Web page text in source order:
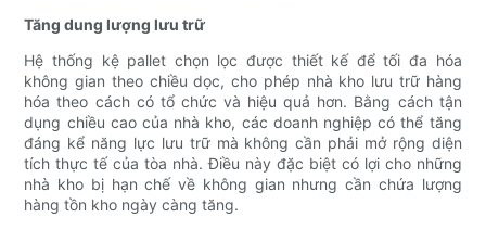
Tăng dung lượng lưu trữ
Hệ thống kệ pallet chọn lọc được thiết kế để tối đa hóa
không gian theo chiều dọc, cho phép nhà kho lưu trữ hàng
hóa theo cách có tổ chức và hiệu quả hơn. Bằng cách tận
dụng chiều cao của nhà kho, các doanh nghiệp có thể tăng
đáng kể năng lực lưu trữ mà không cần phải mở rộng diện
tích thực tế của tòa nhà. Điều này đặc biệt có lợi cho những
nhà kho bị hạn chế về không gian nhưng cần chứa lượng
hàng tồn kho ngày càng tăng.